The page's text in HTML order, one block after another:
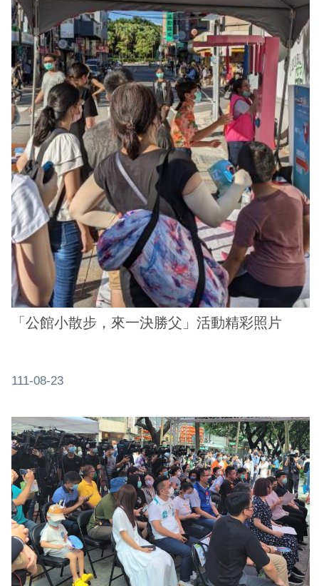
「公館小散步，來一決勝父」活動精彩照片
111-08-23